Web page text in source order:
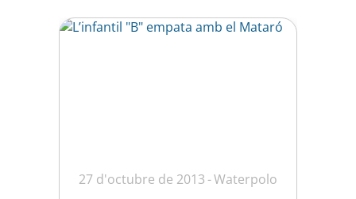
27 d'octubre de 2013 Waterpolo